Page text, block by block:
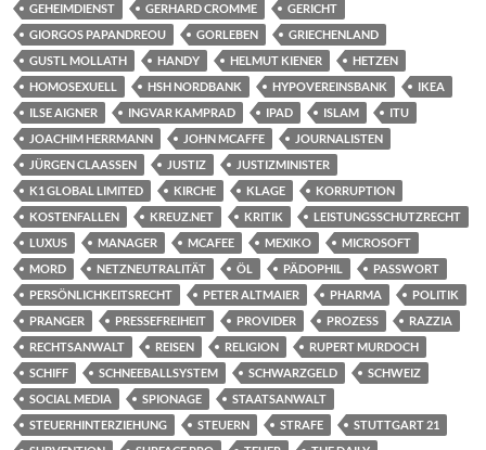
GEHEIMDIENST
GERHARD CROMME
GERICHT
GIORGOS PAPANDREOU
GORLEBEN
GRIECHENLAND
GUSTL MOLLATH
HANDY HELMUT KIENER
HETZEN
HOMOSEXUELL
HSH NORDBANK HYPOVEREINSBANK
IKEA
ILSE AIGNER
INGVAR KAMPRAD IPAD ISLAM
ITU
JOACHIM HERRMANN
JOHN MCAFFE
JOURNALISTEN
JÜRGEN CLAASSEN
JUSTIZ
JUSTIZMINISTER
K1 GLOBAL LIMITED
KIRCHE KLAGE
KORRUPTION
KOSTENFALLEN
KREUZ.NET KRITIK
LEISTUNGSSCHUTZRECHT
LUXUS
MANAGER MCAFEE MEXIKO
MICROSOFT
MORD
NETZNEUTRALITÄT ÖL PÄDOPHIL
PASSWORT
PERSÖNLICHKEITSRECHT
PETER ALTMAIER PHARMA
POLITIK
PRANGER
PRESSEFREIHEIT PROVIDER PROZESS
RAZZIA
RECHTSANWALT
REISEN RELIGION
RUPERT MURDOCH
SCHIFF
SCHNEEBALLSYSTEM SCHWARZGELD
SCHWEIZ
SOCIAL MEDIA
SPIONAGE
STAATSANWALT
STEUERHINTERZIEHUNG
STEUERN STRAFE
STUTTGART 21